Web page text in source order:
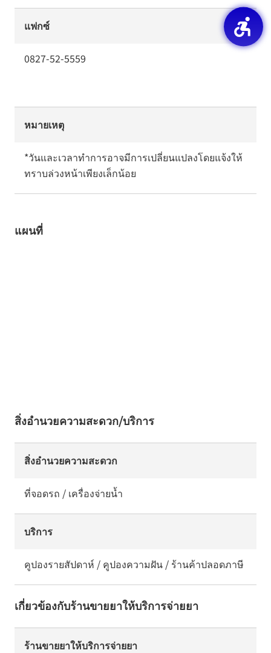
แฟกซ์
0827-52-5559
หมายเหตุ
*วันและเวลาทำการอาจมีการเปลี่ยนแปลงโดยแจ้งให้
ทราบล่วงหน้าเพียงเล็กน้อย
แผนที่
สิ่งอำนวยความสะดวก/บริการ
สิ่งอำนวยความสะดวก
ที่จอดรถ / เครื่องจ่ายน้ำ
บริการ
คูปองรายสัปดาห์ / คูปองความฝัน / ร้านค้าปลอดภาษี
เกี่ยวข้องกับร้านขายยาให้บริการจ่ายยา
ร้านขายยาให้บริการจ่ายยา